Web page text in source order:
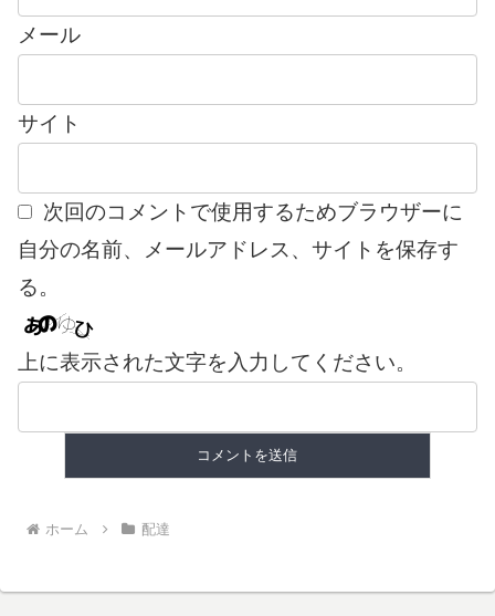
メール
サイト
次回のコメントで使用するためブラウザーに
自分の名前、メールアドレス、サイトを保存す
る。
上に表示された文字を入力してください。
ホーム 配達